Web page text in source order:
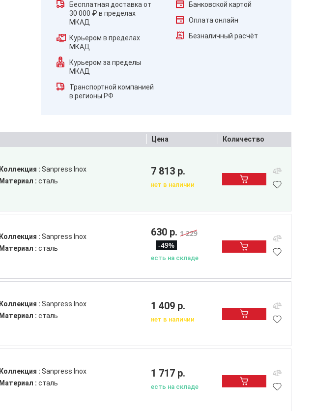
Бесплатная доставка от
30 000 ₽ в пределах
МКАД
Курьером в пределах
МКАД
Курьером за пределы
МКАД
Транспортной компанией
в регионы РФ
Банковской картой
Оплата онлайн
Безналичный расчёт
Цена Количество
Коллекция : Sanpress Inox
Материал : сталь
630 р. 1 229
-49%
есть на складе
Коллекция : Sanpress Inox
Материал : сталь
1 409 р.
нет в наличии
Коллекция : Sanpress Inox
Материал : сталь
1 717 р.
есть на складе
Коллекция : Sanpress Inox
Материал : сталь
7 813 р.
нет в наличии